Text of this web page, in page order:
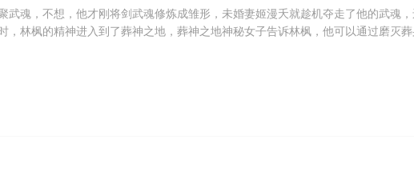
武魂，不想，他才刚将剑武魂修炼成雏形，未婚妻姬漫夭就趁机夺走了他的武魂
，林枫的精神进入到了葬神之地，葬神之地神秘女子告诉林枫，他可以通过磨灭
了正在跟自己决斗的秦骁。秦骁乃是秦家大长老的孙子，并且一直受到长老们的
不甘，他们一怒之下，跑到了林家府邸，要求林家将林枫双手奉上